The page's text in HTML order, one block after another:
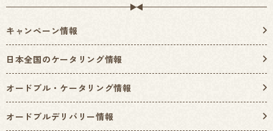
キャンペーン情報
日本全国のケータリング情報
オードブル・ケータリング情報
オードブルデリバリー情報